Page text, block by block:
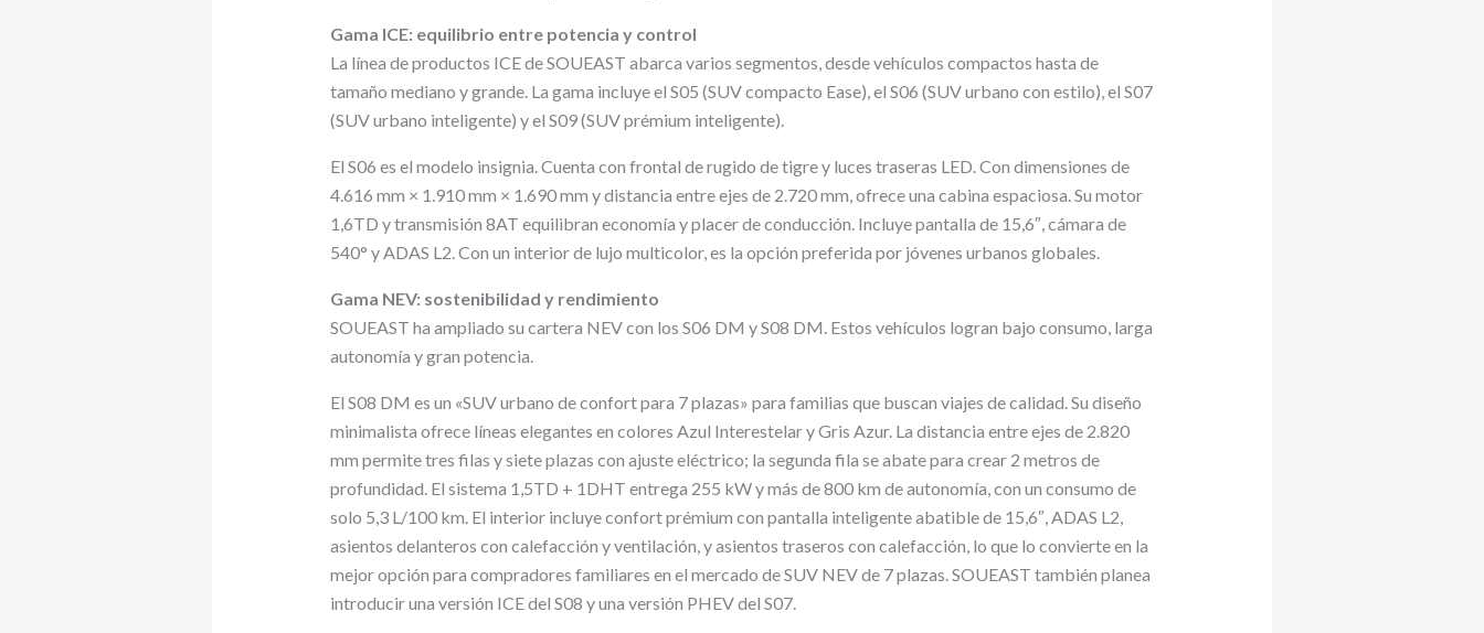
Gama ICE: equilibrio entre potencia y control
La línea de productos ICE de SOUEAST abarca varios segmentos, desde vehículos compactos hasta de
tamaño mediano y grande. La gama incluye el S05 (SUV compacto Ease), el S06 (SUV urbano con estilo), el S07
(SUV urbano inteligente) y el S09 (SUV prémium inteligente).
El S06 es el modelo insignia. Cuenta con frontal de rugido de tigre y luces traseras LED. Con dimensiones de
4.616 mm × 1.910 mm × 1.690 mm y distancia entre ejes de 2.720 mm, ofrece una cabina espaciosa. Su motor
1,6TD y transmisión 8AT equilibran economía y placer de conducción. Incluye pantalla de 15,6″, cámara de
540° y ADAS L2. Con un interior de lujo multicolor, es la opción preferida por jóvenes urbanos globales.
Gama NEV: sostenibilidad y rendimiento
SOUEAST ha ampliado su cartera NEV con los S06 DM y S08 DM. Estos vehículos logran bajo consumo, larga
autonomía y gran potencia.
El S08 DM es un «SUV urbano de confort para 7 plazas» para familias que buscan viajes de calidad. Su diseño
minimalista ofrece líneas elegantes en colores Azul Interestelar y Gris Azur. La distancia entre ejes de 2.820
mm permite tres filas y siete plazas con ajuste eléctrico; la segunda fila se abate para crear 2 metros de
profundidad. El sistema 1,5TD + 1DHT entrega 255 kW y más de 800 km de autonomía, con un consumo de
solo 5,3 L/100 km. El interior incluye confort prémium con pantalla inteligente abatible de 15,6″, ADAS L2,
asientos delanteros con calefacción y ventilación, y asientos traseros con calefacción, lo que lo convierte en la
mejor opción para compradores familiares en el mercado de SUV NEV de 7 plazas. SOUEAST también planea
introducir una versión ICE del S08 y una versión PHEV del S07.